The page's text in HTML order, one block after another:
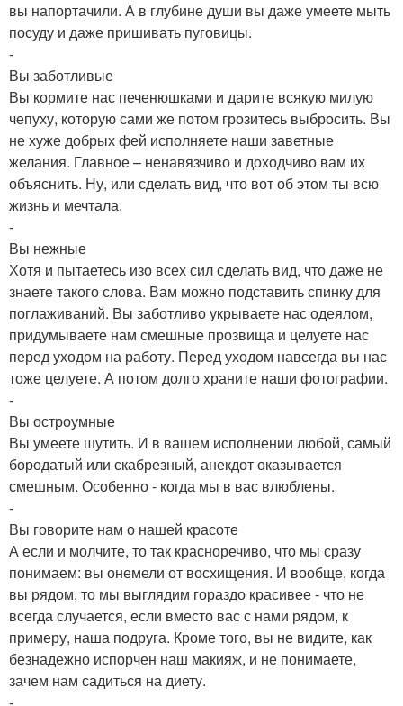
вы напортачили. А в глубине души вы даже умеете мыть
посуду и даже пришивать пуговицы.
-
Вы заботливые
Вы кормите нас печенюшками и дарите всякую милую
чепуху, которую сами же потом грозитесь выбросить. Вы
не хуже добрых фей исполняете наши заветные
желания. Главное – ненавязчиво и доходчиво вам их
объяснить. Ну, или сделать вид, что вот об этом ты всю
жизнь и мечтала.
-
Вы нежные
Хотя и пытаетесь изо всех сил сделать вид, что даже не
знаете такого слова. Вам можно подставить спинку для
поглаживаний. Вы заботливо укрываете нас одеялом,
придумываете нам смешные прозвища и целуете нас
перед уходом на работу. Перед уходом навсегда вы нас
тоже целуете. А потом долго храните наши фотографии.
-
Вы остроумные
Вы умеете шутить. И в вашем исполнении любой, самый
бородатый или скабрезный, анекдот оказывается
смешным. Особенно - когда мы в вас влюблены.
-
Вы говорите нам о нашей красоте
А если и молчите, то так красноречиво, что мы сразу
понимаем: вы онемели от восхищения. И вообще, когда
вы рядом, то мы выглядим гораздо красивее - что не
всегда случается, если вместо вас с нами рядом, к
примеру, наша подруга. Кроме того, вы не видите, как
безнадежно испорчен наш макияж, и не понимаете,
зачем нам садиться на диету.